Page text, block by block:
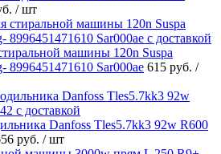
/ шт
машины 120n Suspa
Sar000ae 615 руб. /
Danfoss Tles5.7kk3 92w R600
руб. / шт